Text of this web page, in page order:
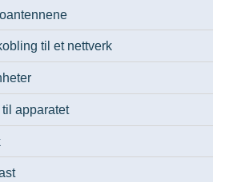
til et nettverk
apparatet